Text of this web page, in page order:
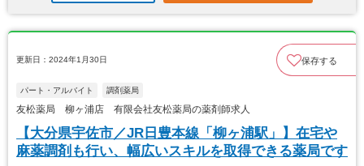
更新日：2024年1月30日 保存する
パート・アルバイト 調剤薬局
友松薬局 柳ヶ浦店 有限会社友松薬局の薬剤師求人
【大分県宇佐市／JR日豊本線「柳ヶ浦駅」】在宅や
麻薬調剤も行い、幅広いスキルを取得できる薬局です